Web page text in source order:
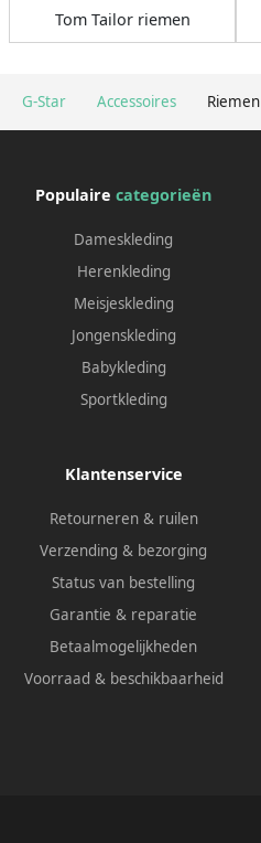
G-Star Accessoires Riemen
Tom Tailor riemen
Populaire categorieën
Dameskleding
Herenkleding
Meisjeskleding
Jongenskleding
Babykleding
Sportkleding
Klantenservice
Retourneren & ruilen
Verzending & bezorging
Status van bestelling
Garantie & reparatie
Betaalmogelijkheden
Voorraad & beschikbaarheid